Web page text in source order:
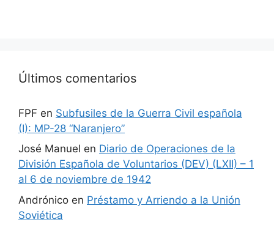
Últimos comentarios
FPF en Subfusiles de la Guerra Civil española
(I): MP-28 “Naranjero”
José Manuel en Diario de Operaciones de la
División Española de Voluntarios (DEV) (LXII) – 1
al 6 de noviembre de 1942
Andrónico en Préstamo y Arriendo a la Unión
Soviética